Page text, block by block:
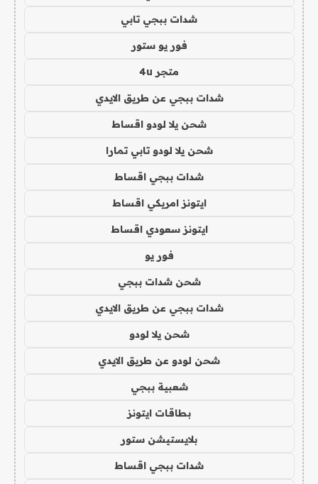
شدات ببجي تابي
فور يو ستور
متجر 4u
شدات ببجي عن طريق الايدي
شحن يلا لودو اقساط
شحن يلا لودو تابي تمارا
شدات ببجي اقساط
ايتونز امريكي اقساط
ايتونز سعودي اقساط
فور يو
شحن شدات ببجي
شدات ببجي عن طريق الايدي
شحن يلا لودو
شحن لودو عن طريق الايدي
شعبية ببجي
بطاقات ايتونز
بلايستيشن ستور
شدات ببجي اقساط